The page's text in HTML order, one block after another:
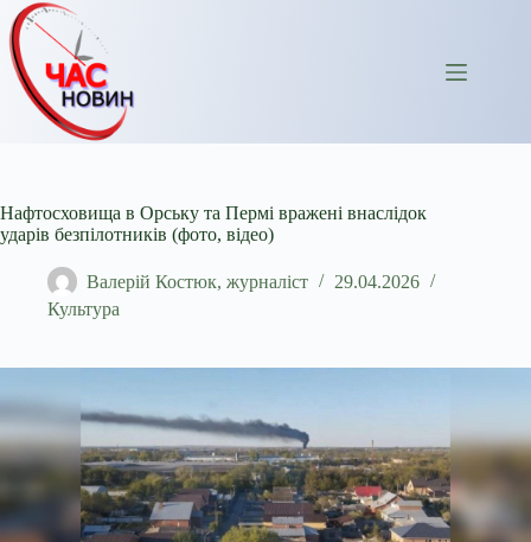
Перейти
до
вмісту
Нафтосховища в Орську та Пермі вражені внаслідок
ударів безпілотників (фото, відео)
Валерій Костюк, журналіст
29.04.2026
Культура